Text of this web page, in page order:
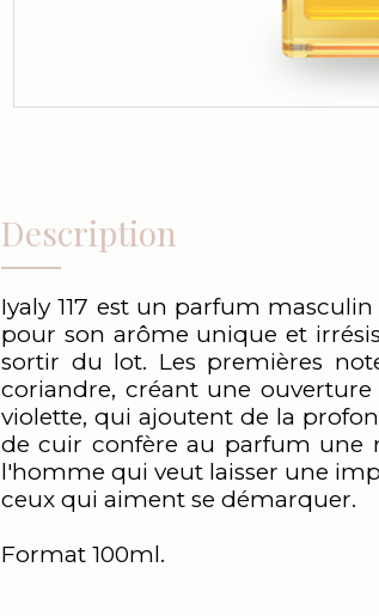
Description
Iyaly 117 est un parfum
pour son arôme unique et
sortir du lot. Les premières
coriandre, créant une
violette, qui ajoutent de la
de cuir confère au parfum une
l'homme qui veut laisser une
ceux qui aiment se démarquer.
Format 100ml.